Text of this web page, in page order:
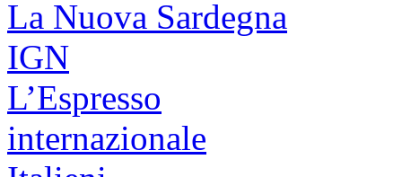
La Nuova Sardegna
IGN
L’Espresso
internazionale